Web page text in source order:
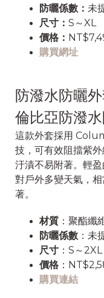
防曬係數： 未
尺寸： S～XL
價格：
購買網址
防潑水防曬
倫比亞防潑
這款外套採用
技，可有效阻擋紫
汙漬不易附著。輕
對戶外多變天氣，
著。
材質 ：聚酯纖
防曬係數 ：未
尺寸 ：S～2XL
價格 ：
購買連結